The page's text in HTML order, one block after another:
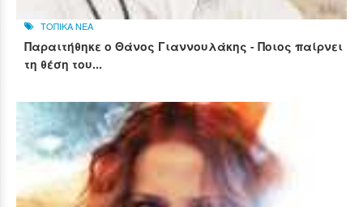
ΤΟΠΙΚΑ ΝΕΑ
Παραιτήθηκε ο Θάνος Γιαννουλάκης - Ποιος παίρνει
τη θέση του...